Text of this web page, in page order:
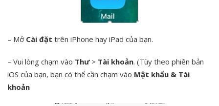
– Mở Cài đặt trên iPhone hay iPad của bạn.
– Vui lòng chạm vào Thư> Tài khoản. (Tùy theo phiên bản
iOS của bạn, bạn có thể cần chạm vào Mật khẩu & Tài
khoản